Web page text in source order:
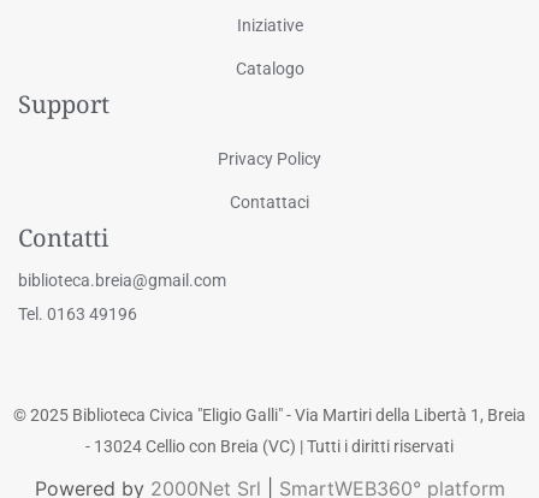
Iniziative
Catalogo
Support
Privacy Policy
Contattaci
Contatti
biblioteca.breia@gmail.com
Tel. 0163 49196
© 2025 Biblioteca Civica "Eligio Galli" - Via Martiri della Libertà 1, Breia
- 13024 Cellio con Breia (VC) | Tutti i diritti riservati
Powered by 2000Net Srl SmartWEB360° platform